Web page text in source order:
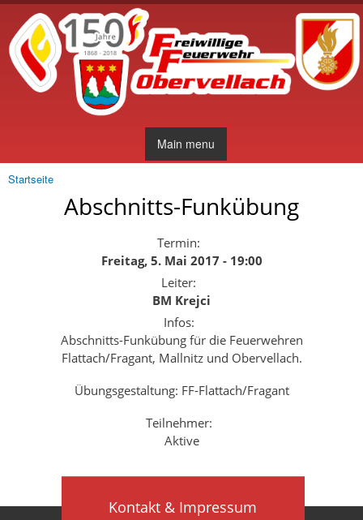
Direkt
zum
Inhalt
Main menu
Sie sind hier
Startseite
Abschnitts-Funkübung
Termin:
Freitag, 5. Mai 2017 - 19:00
Leiter:
BM Krejci
Infos:
Abschnitts-Funkübung für die Feuerwehren
Flattach/Fragant, Mallnitz und Obervellach.
Übungsgestaltung: FF-Flattach/Fragant
Teilnehmer:
Aktive
Kontakt & Impressum